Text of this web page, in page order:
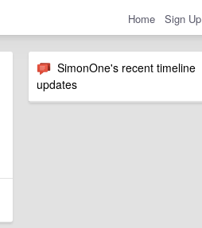
Home Sign Up
SimonOne's recent timeline
updates